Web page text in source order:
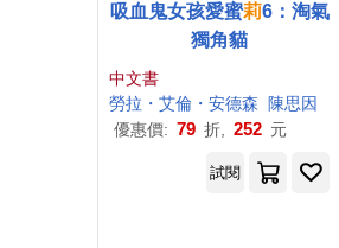
吸血鬼女孩愛蜜莉6：淘氣
獨角貓
中文書
勞拉・艾倫・安德森
陳思因
優惠價: 79 折, 252 元
試閱